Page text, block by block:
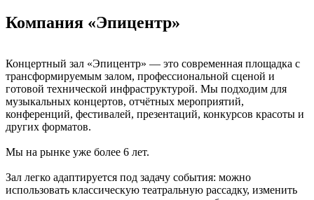
Компания «Эпицентр»
Концертный зал «Эпицентр» — это современная площадка с
трансформируемым залом, профессиональной сценой и
готовой технической инфраструктурой. Мы подходим для
музыкальных концертов, отчётных мероприятий,
конференций, фестивалей, презентаций, конкурсов красоты и
других форматов.
Мы на рынке уже более 6 лет.
Зал легко адаптируется под задачу события: можно
использовать классическую театральную рассадку, изменить